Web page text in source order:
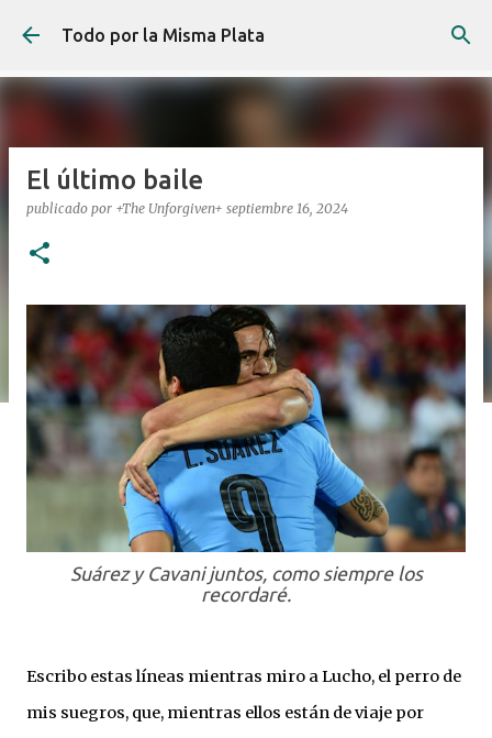
Ir al contenido principal
Todo por la Misma Plata
El último baile
publicado por +The Unforgiven+ septiembre 16, 2024
Suárez y Cavani juntos, como siempre los
recordaré.
Escribo estas líneas mientras miro a Lucho, el perro de
mis suegros, que, mientras ellos están de viaje por